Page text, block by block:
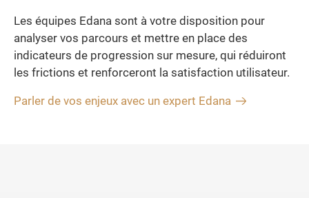
Les équipes Edana sont à votre disposition pour
analyser vos parcours et mettre en place des
indicateurs de progression sur mesure, qui réduiront
les frictions et renforceront la satisfaction utilisateur.
Parler de vos enjeux avec un expert Edana